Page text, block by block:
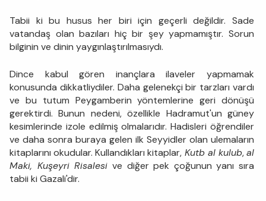
Tabii ki bu husus her biri için geçerli değildir. Sade
vatandaş olan bazıları hiç bir şey yapmamıştır. Sorun
bilginin ve dinin yaygınlaştırılmasıydı.
Dince kabul gören inançlara ilaveler yapmamak
konusunda dikkatliydiler. Daha gelenekçi bir tarzları vardı
ve bu tutum Peygamberin yöntemlerine geri dönüşü
gerektirdi. Bunun nedeni, özellikle Hadramut'un güney
kesimlerinde izole edilmiş olmalarıdır. Hadisleri öğrendiler
ve daha sonra buraya gelen ilk Seyyidler olan ulemaların
kitaplarını okudular. Kullandıkları kitaplar, Kutb al kulub,al
Maki, Kuşeyri Risalesi ve diğer pek çoğunun yanı sıra
tabii ki Gazali'dir.